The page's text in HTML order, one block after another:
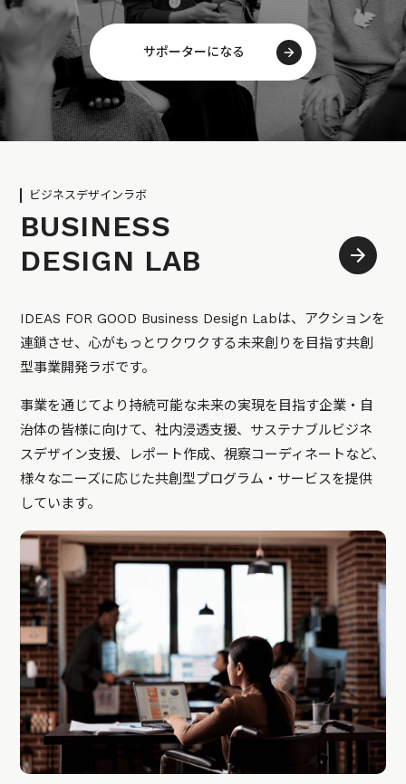
サポーターになる
ビジネスデザインラボ
BUSINESS
DESIGN LAB
IDEAS FOR GOOD Business Design Labは、アクションを
連鎖させ、心がもっとワクワクする未来創りを目指す共創
型事業開発ラボです。
事業を通じてより持続可能な未来の実現を目指す企業・自
治体の皆様に向けて、社内浸透支援、サステナブルビジネ
スデザイン支援、レポート作成、視察コーディネートなど、
様々なニーズに応じた共創型プログラム・サービスを提供
しています。